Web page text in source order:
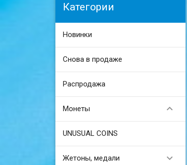
Категории
Новинки
Снова в продаже
Распродажа
Монеты 
UNUSUAL COINS
Жетоны, медали 